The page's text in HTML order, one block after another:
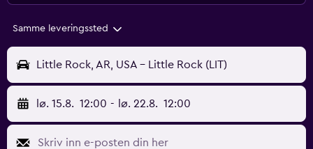
Samme leveringssted
Little Rock, AR, USA - Little Rock (LIT)
lø. 15.8. 12:00 - lø. 22.8. 12:00